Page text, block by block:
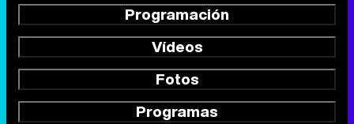
Programación
Vídeos
Fotos
Programas